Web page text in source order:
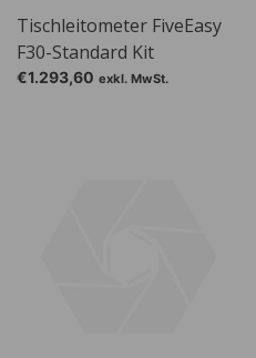
Tischleitometer FiveEasy
F30-Standard Kit
€1.293,60 exkl. MwSt.